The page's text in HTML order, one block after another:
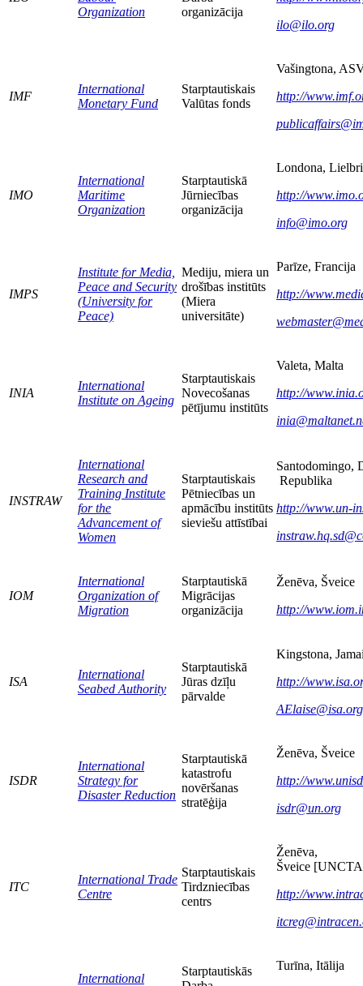
Organization
organizācija
ilo@ilo.org
IMF
International
Monetary Fund
Starptautiskais
Valūtas fonds
Vašingtona,
http://
IMO
International
Maritime
Organization
Starptautiskā
Jūrniecības
organizācija
Londona,
http://
info@imo.org
IMPS
Institute for Media,
Peace and Security
(University for
Peace)
Mediju, miera un
drošības institūts
(Miera
universitāte)
Parīze, Francija
http://
INIA
International
Institute on Ageing
Starptautiskais
Novecošanas
pētījumu institūts
Valeta, Malta
http://
INSTRAW
International
Research and
Training Institute
for the
Advancement of
Women
Starptautiskais
Pētniecības un
apmācību institūts
sieviešu attīstībai
Santodomingo,
Republika
http://www.un-
IOM
International
Organization of
Migration
Starptautiskā
Migrācijas
organizācija
Ženēva, Šveice
http://
ISA
International
Seabed Authority
Starptautiskā
Jūras dzīļu
pārvalde
Kingstona,
http://
ISDR
International
Strategy for
Disaster Reduction
Starptautiskā
katastrofu
novēršanas
stratēģija
Ženēva, Šveice
http://
isdr@un.org
ITC
International Trade
Centre
Starptautiskais
Tirdzniecības
centrs
Ženēva,
Šveice
http://
International
Starptautiskās
Turīna, Itālija